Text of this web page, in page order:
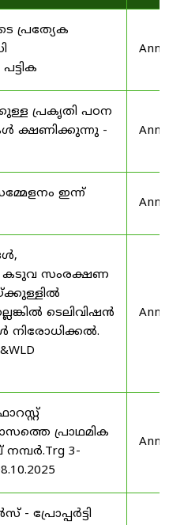
പ്രത്യേക
പ്രകൃതി പഠന
ക്ഷണിക്കുന്നു -
ഇന്ന്
കടുവ സംരക്ഷണ
ടെലിവിഷൻ
നിരോധിക്കൽ.
പ്രാഥമിക
3-
- പ്രോപ്പർട്ടി